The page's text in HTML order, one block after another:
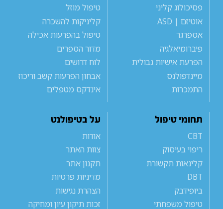
פסיכולוג קליני
אוטיזם | ASD
אספרגר
פיברומיאלגיה
הפרעת אישיות גבולית
מיינדפולנס
התמכרות
טיפול מוזל
קליניקות להשכרה
טיפול בהפרעות אכילה
מדור הספרים
לוח דרושים
אבחון הפרעות קשב וריכוז
אינדקס מטפלים
תחומי טיפול
CBT
ריפוי בעיסוק
קלינאות תקשורת
DBT
ביופידבק
טיפול משפחתי
על בטיפולנט
אודות
צוות האתר
תקנון אתר
מדיניות פרטיות
הצהרת נגישות
זכות תיקון עיון ומחיקה